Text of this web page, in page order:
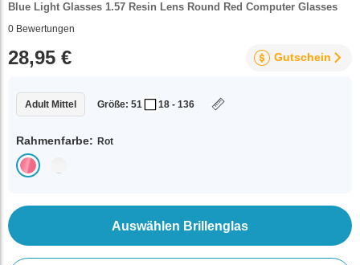
Blue Light Glasses 1.57 Resin Lens Round Red Computer Glasses
0 Bewertungen
28,95 € Gutschein
Adult Mittel Größe: 51 18 - 136
Rahmenfarbe: Rot
Auswählen Brillenglas